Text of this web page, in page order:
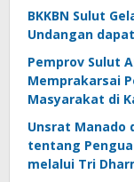
BKKBN Sulut
Undangan
Pemprov Sulut
Memprakarsai
Masyarakat di
Unsrat Manado
tentang
melalui Tri